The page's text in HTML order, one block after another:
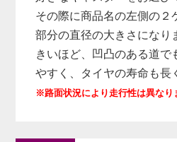
その際に商品名の左側の２
部分の直径の大きさになり
きいほど、凹凸のある道で
やすく、タイヤの寿命も長
※路面状況により走行性は異なり